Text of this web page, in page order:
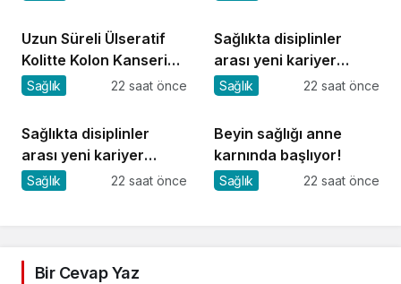
Uzun Süreli Ülseratif
Kolitte Kolon Kanseri
Riski Artıyor mu?
Sağlık 22 saat önce
Sağlıkta disiplinler
arası yeni kariyer
dönemi
Sağlık 22 saat önce
Sağlıkta disiplinler
arası yeni kariyer
dönemi
Sağlık 22 saat önce
Beyin sağlığı anne
karnında başlıyor!
Sağlık 22 saat önce
Bir Cevap Yaz